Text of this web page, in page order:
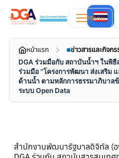
Menu
หน้าแรก ข่าวสารและกิจกร
DGA ร่วมมือกับ สถาบันน้ำฯ ในพิ
ร่วมมือ “โครงการพัฒนา ส่งเสริม
ด้านน้ำ ตามหลักการธรรมาภิบาล
ระบบ Open Data
สำนักงานพัฒนารัฐบาลดิจิทัล (